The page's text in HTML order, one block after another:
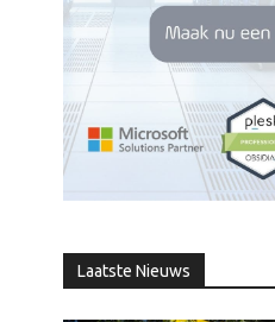
Laatste Nieuws